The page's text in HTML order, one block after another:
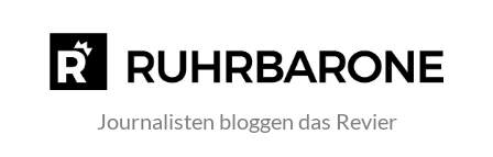
Journalisten bloggen das Revier